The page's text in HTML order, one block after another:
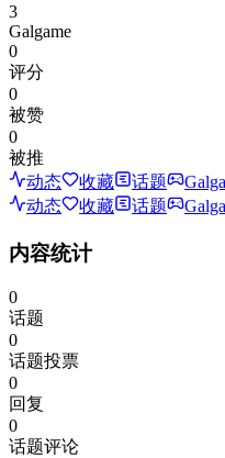
3
Galgame
0
评分
0
被赞
0
被推
动态
收藏 话题
动态
收藏 话题
内容统计
0
话题
0
话题投票
0
回复
0
话题评论